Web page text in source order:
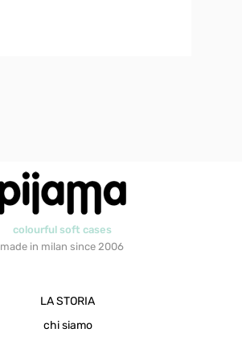
colourful soft cases
made in milan since 2006
LA STORIA
chi siamo